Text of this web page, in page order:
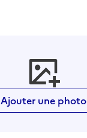
Ajouter une photo